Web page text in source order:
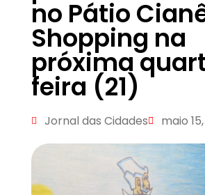
no Pátio
Shopping na
próxima
feira (21)
Jornal das Cidades maio